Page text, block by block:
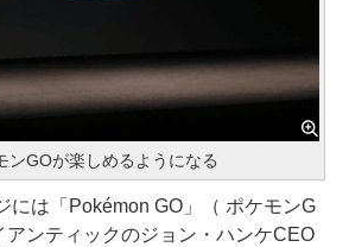
ンGOが楽しめるようになる
は「Pokémon GO」（ ポケモンG
アンティックのジョン・ハンケCEO